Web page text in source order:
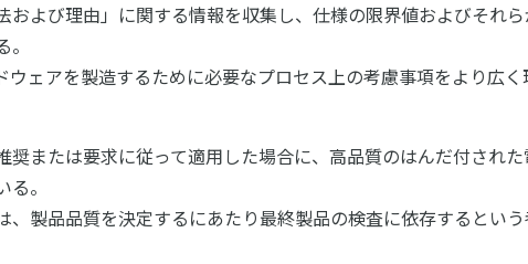
および理由」に関する情報を収集し、仕様の限界値およびそれ
ウェアを製造するために必要なプロセス上の考慮事項をより広
奨または要求に従って適用した場合に、高品質のはんだ付され
。
、製品品質を決定するにあたり最終製品の検査に依存するとい